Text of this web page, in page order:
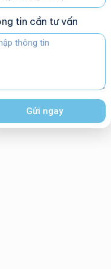
tin cần tư vấn
Gửi ngay